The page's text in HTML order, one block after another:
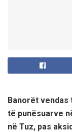
Banorët vendas
të punësuarve
në Tuz, pas